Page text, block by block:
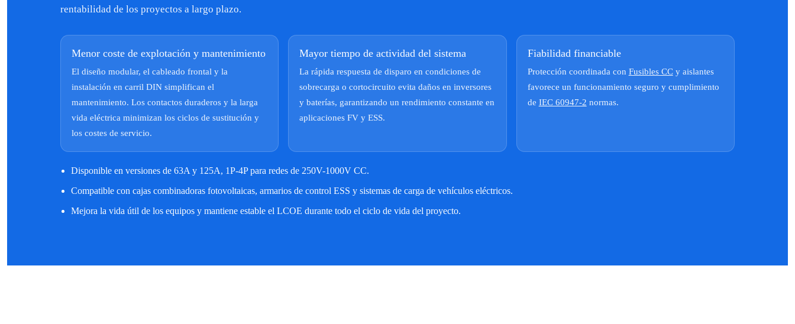
rentabilidad de los proyectos a largo plazo.
Menor coste de explotación y mantenimiento
El diseño modular, el cableado frontal y la
instalación en carril DIN simplifican el
mantenimiento. Los contactos duraderos y la larga
vida eléctrica minimizan los ciclos de sustitución y
los costes de servicio.
Mayor tiempo de actividad del sistema
La rápida respuesta de disparo en condiciones de
sobrecarga o cortocircuito evita daños en inversores
y baterías, garantizando un rendimiento constante en
aplicaciones FV y ESS.
Fiabilidad financiable
Protección coordinada con Fusibles CCy aislantes
favorece un funcionamiento seguro y cumplimiento
de IEC 60947-2 normas.
Disponible en versiones de 63A y 125A, 1P-4P para redes de 250V-1000V CC.
Compatible con cajas combinadoras fotovoltaicas, armarios de control ESS y sistemas de carga de vehículos eléctricos.
Mejora la vida útil de los equipos y mantiene estable el LCOE durante todo el ciclo de vida del proyecto.